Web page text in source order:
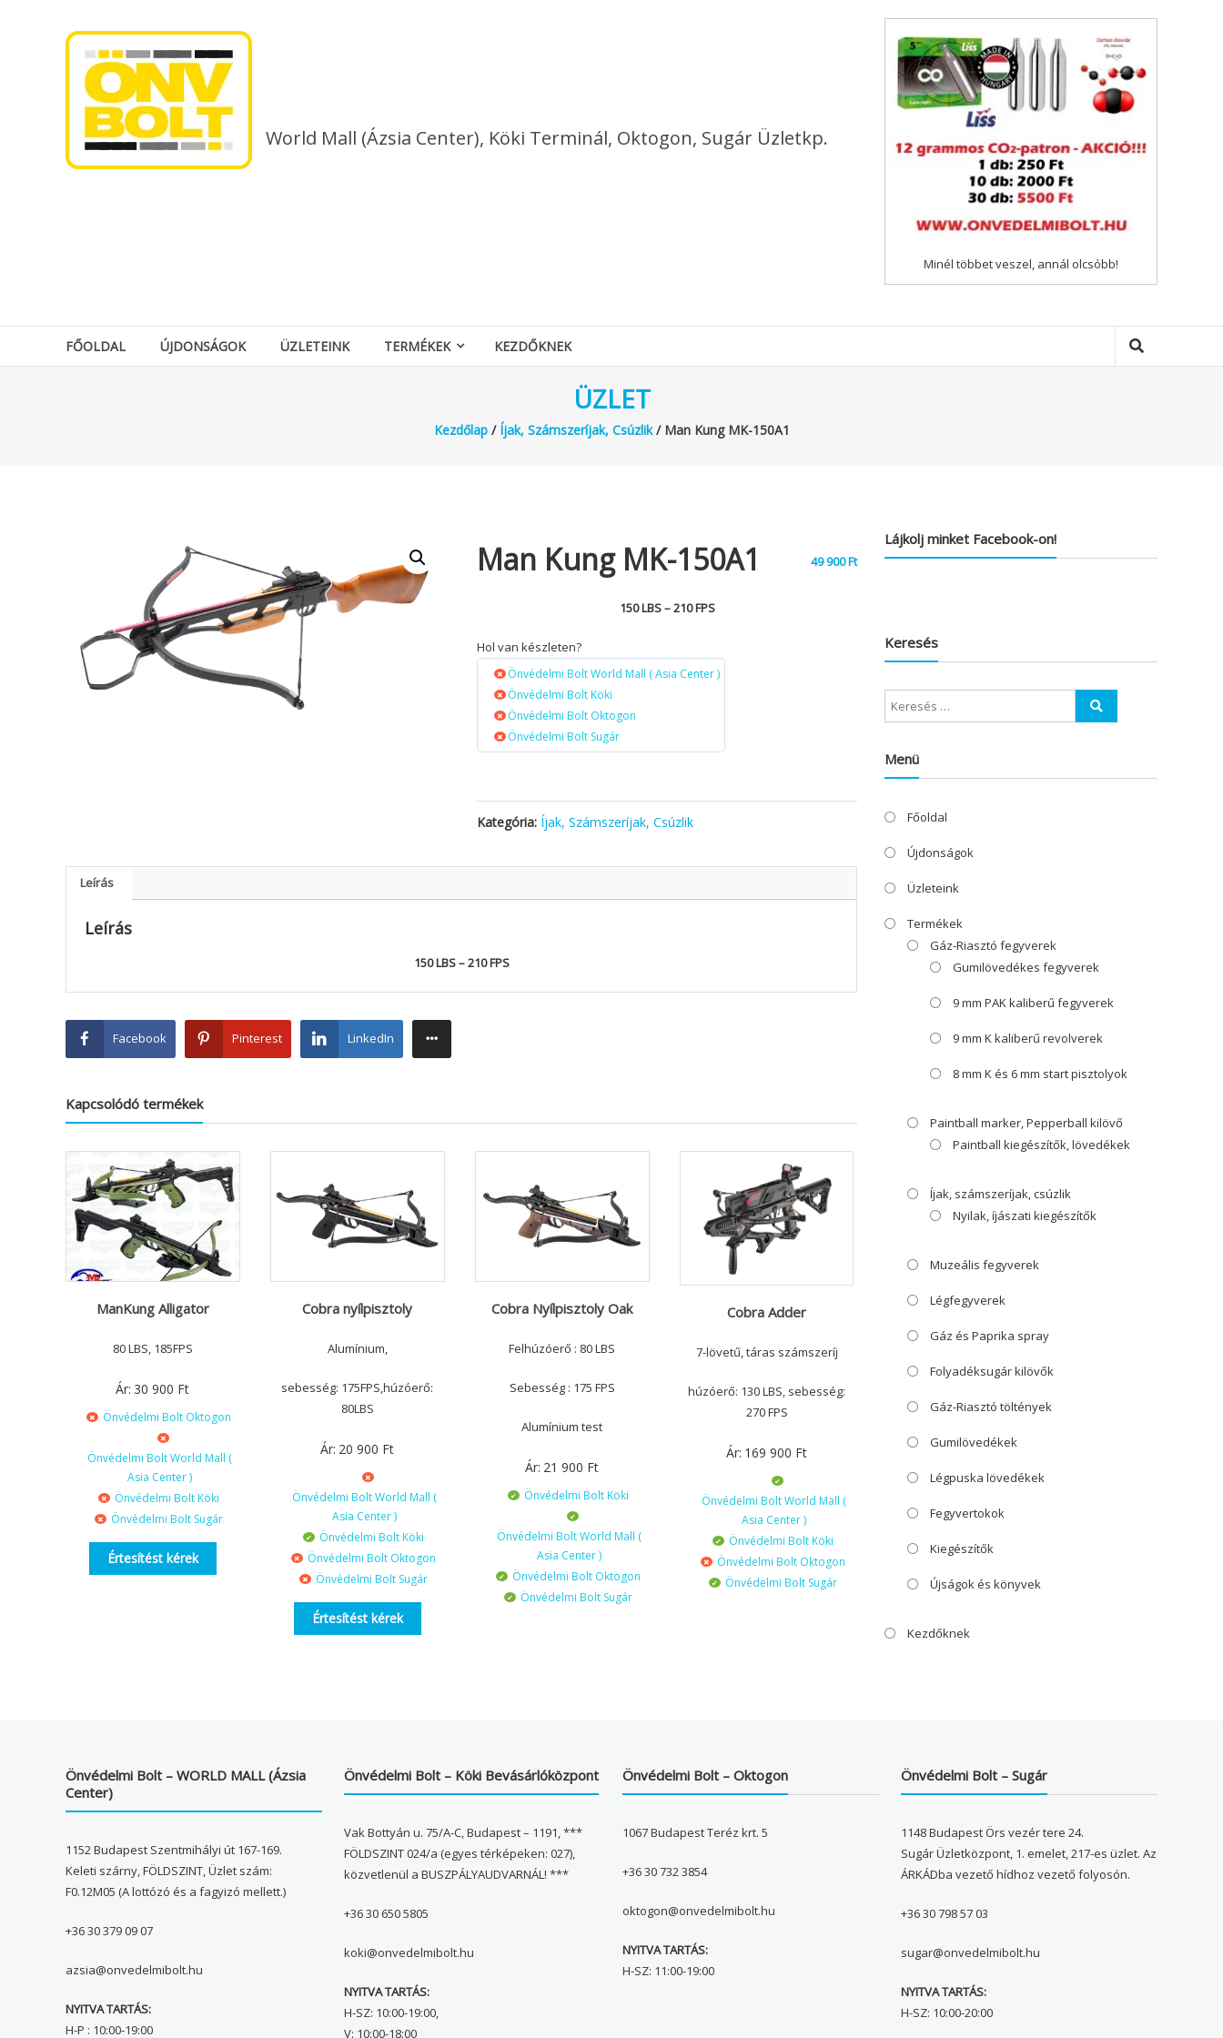
World Mall (Ázsia Center), Köki Terminál, Oktogon, Sugár Üzletkp.
Minél többet veszel, annál olcsóbb!
FŐOLDAL ÚJDONSÁGOK ÜZLETEINK TERMÉKEK KEZDŐKNEK
ÜZLET
Kezdőlap/ Íjak, Számszeríjak, Csúzlik/ Man Kung MK-150A1
Man Kung MK-150A1 49 900Ft
150 LBS – 210 FPS
Hol van készleten?
Önvédelmi Bolt World Mall ( Asia Center )
Önvédelmi Bolt Köki
Önvédelmi Bolt Oktogon
Önvédelmi Bolt Sugár
Kategória: Íjak, Számszeríjak, Csúzlik
Leírás
Leírás
150 LBS – 210 FPS
Facebook Pinterest LinkedIn
Kapcsolódó termékek
ManKung Alligator
80 LBS, 185FPS
Ár: 30 900 Ft
Önvédelmi Bolt Oktogon
Önvédelmi Bolt World Mall (
Asia Center )
Önvédelmi Bolt Köki
Önvédelmi Bolt Sugár
Értesítést kérek
Cobra nyílpisztoly
Alumínium,
sebesség: 175FPS,húzóerő:
80LBS
Ár: 20 900 Ft
Önvédelmi Bolt World Mall (
Asia Center )
Önvédelmi Bolt Köki
Önvédelmi Bolt Oktogon
Önvédelmi Bolt Sugár
Értesítést kérek
Cobra Nyílpisztoly Oak
Felhúzóerő : 80 LBS
Sebesség : 175 FPS
Alumínium test
Ár: 21 900 Ft
Önvédelmi Bolt Köki
Önvédelmi Bolt World Mall (
Asia Center )
Önvédelmi Bolt Oktogon
Önvédelmi Bolt Sugár
Cobra Adder
7-lövetű, táras számszeríj
húzóerő: 130 LBS, sebesség:
270 FPS
Ár: 169 900 Ft
Önvédelmi Bolt World Mall (
Asia Center )
Önvédelmi Bolt Köki
Önvédelmi Bolt Oktogon
Önvédelmi Bolt Sugár
Lájkolj minket Facebook-on!
Keresés
Menü
Főoldal
Újdonságok
Üzleteink
Termékek
Gáz-Riasztó fegyverek
Gumilövedékes fegyverek
9 mm PAK kaliberű fegyverek
9 mm K kaliberű revolverek
8 mm K és 6 mm start pisztolyok
Paintball marker, Pepperball kilövő
Paintball kiegészítők, lövedékek
Íjak, számszeríjak, csúzlik
Nyilak, íjászati kiegészítők
Muzeális fegyverek
Légfegyverek
Gáz és Paprika spray
Folyadéksugár kilövők
Gáz-Riasztó töltények
Gumilövedékek
Légpuska lövedékek
Fegyvertokok
Kiegészítők
Újságok és könyvek
Kezdőknek
Önvédelmi Bolt – WORLD MALL (Ázsia
Center)
1152 Budapest Szentmihályi út 167-169.
Keleti szárny, FÖLDSZINT, Üzlet szám:
F0.12M05 (A lottózó és a fagyizó mellett.)
+36 30 379 09 07
azsia@onvedelmibolt.hu
NYITVA TARTÁS:
H-P : 10:00-19:00
Önvédelmi Bolt – Köki Bevásárlóközpont
Vak Bottyán u. 75/A-C, Budapest – 1191, ***
FÖLDSZINT 024/a (egyes térképeken: 027),
közvetlenül a BUSZPÁLYAUDVARNÁL! ***
+36 30 650 5805
koki@onvedelmibolt.hu
NYITVA TARTÁS:
H-SZ: 10:00-19:00,
V: 10:00-18:00
Önvédelmi Bolt – Oktogon
1067 Budapest Teréz krt. 5
+36 30 732 3854
oktogon@onvedelmibolt.hu
NYITVA TARTÁS:
H-SZ: 11:00-19:00
Önvédelmi Bolt – Sugár
1148 Budapest Örs vezér tere 24.
Sugár Üzletközpont, 1. emelet, 217-es üzlet. Az
ÁRKÁDba vezető hídhoz vezető folyosón.
+36 30 798 57 03
sugar@onvedelmibolt.hu
NYITVA TARTÁS:
H-SZ: 10:00-20:00